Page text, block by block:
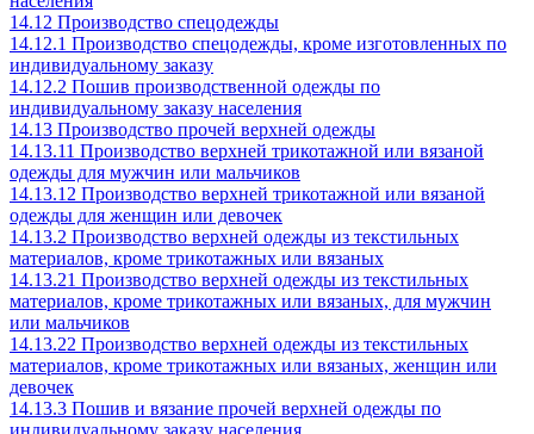
14.12 Производство спецодежды
14.12.1 Производство спецодежды, кроме изготовленных по
индивидуальному заказу
14.12.2 Пошив производственной одежды по
индивидуальному заказу населения
14.13 Производство прочей верхней одежды
14.13.11 Производство верхней трикотажной или вязаной
одежды для мужчин или мальчиков
14.13.12 Производство верхней трикотажной или вязаной
одежды для женщин или девочек
14.13.2 Производство верхней одежды из текстильных
материалов, кроме трикотажных или вязаных
14.13.21 Производство верхней одежды из текстильных
материалов, кроме трикотажных или вязаных, для мужчин
или мальчиков
14.13.22 Производство верхней одежды из текстильных
материалов, кроме трикотажных или вязаных, женщин или
девочек
14.13.3 Пошив и вязание прочей верхней одежды по
индивидуальному заказу населения